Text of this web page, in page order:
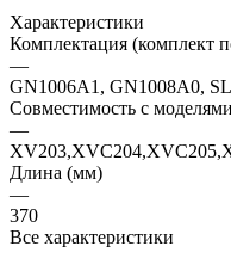
Характеристики
Комплектация (комплект
—
GN1006A1, GN1008A0,
Совместимость с
—
Длина (мм)
—
370
Все характеристики